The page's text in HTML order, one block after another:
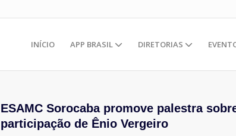
INÍCIO APP BRASIL DIRETORIAS
ESAMC Sorocaba promove palestra
participação de Ênio Vergeiro